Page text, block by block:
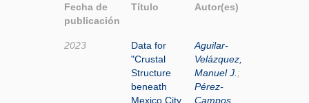
Fecha de
publicación
Título Autor(es)
2023
Data for
"Crustal
Structure
beneath
Mexico City
Aguilar-
Velázquez,
Manuel J. ;
Pérez-
Campos,